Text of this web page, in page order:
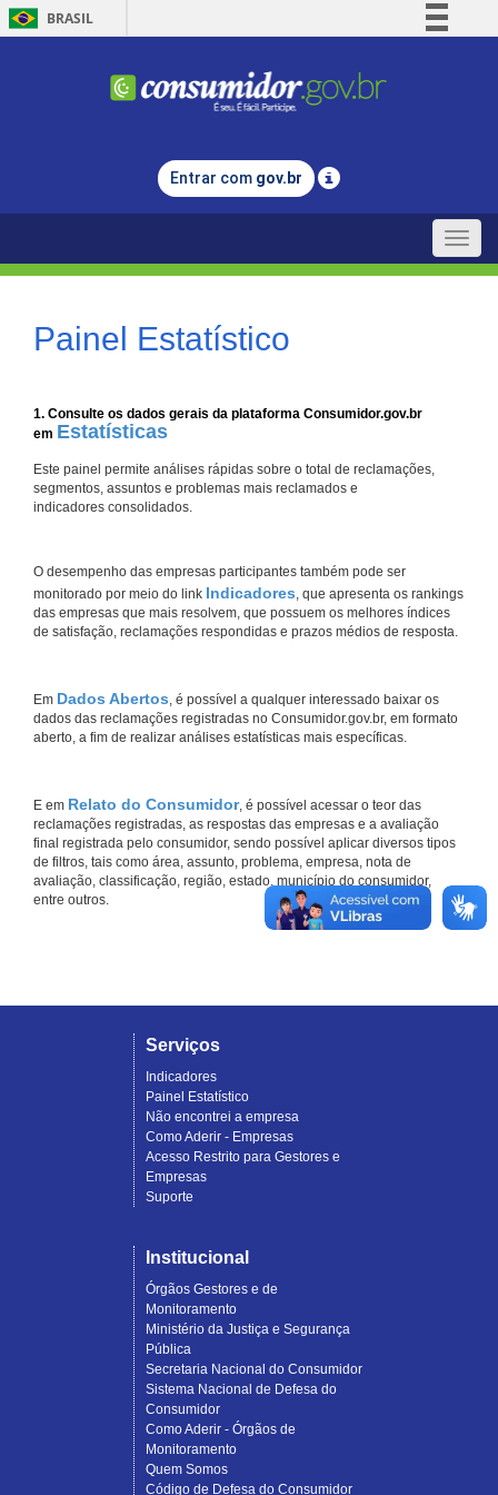
BRASIL
Comunica BR
Legislação
Entrar com gov.br
Toggle
Painel Estatístico
1. Consulte os dados gerais da plataforma Consumidor.gov.br
em Estatísticas
Este painel permite análises rápidas sobre o total de reclamações,
segmentos, assuntos e problemas mais reclamados e
indicadores consolidados.
O desempenho das empresas participantes também pode ser
monitorado por meio do link Indicadores, que apresenta os rankings
das empresas que mais resolvem, que possuem os melhores índices
de satisfação, reclamações respondidas e prazos médios de resposta.
Em Dados Abertos, é possível a qualquer interessado baixar os
dados das reclamações registradas no Consumidor.gov.br, em formato
aberto, a fim de realizar análises estatísticas mais específicas.
E em Relato do Consumidor, é possível acessar o teor das
reclamações registradas, as respostas das empresas e a avaliação
final registrada pelo consumidor, sendo possível aplicar diversos tipos
de filtros, tais como área, assunto, problema, empresa, nota de
avaliação, classificação, região, estado, município do consumidor,
entre outros.
Serviços
Indicadores
Painel Estatístico
Não encontrei a empresa
Como Aderir - Empresas
Acesso Restrito para Gestores e
Empresas
Suporte
Institucional
Órgãos Gestores e de
Monitoramento
Ministério da Justiça e Segurança
Pública
Secretaria Nacional do Consumidor
Sistema Nacional de Defesa do
Consumidor
Como Aderir - Órgãos de
Monitoramento
Quem Somos
Código de Defesa do Consumidor